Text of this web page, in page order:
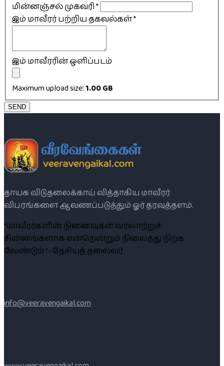
மின்னஞ்சல் முகவரி*
இம் மாவீரர் பற்றிய தகவல்கள்*
இம் மாவீரரின் ஒளிப்படம்
Maximum upload size:1.00 GB
SEND
தாயக விடுதலைக்காய் வித்தாகிய மாவீரர்
விபரங்களை ஆவணப்படுத்தும் ஓர் தரவுத்தளம்.
“மாவீரர்களின் நினைவுகள் வரலாற்றுச்
சின்னங்களாக என்றென்றும் நிலைத்து நிற்க
வேண்டும் ”- தேசியத் தலைவர்
info@veeravengaikal.com